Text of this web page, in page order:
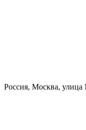
Россия, Москва, улица